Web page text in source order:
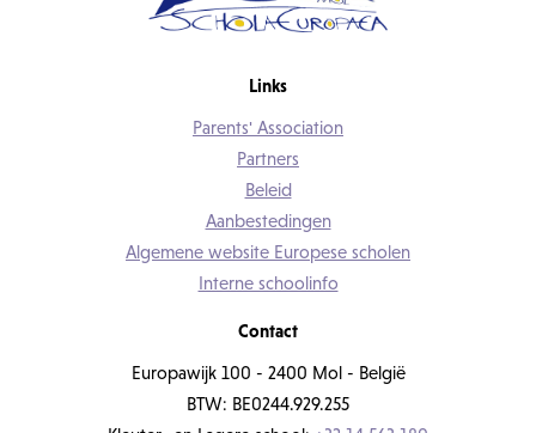
Links
Parents' Association
Partners
Beleid
Aanbestedingen
Algemene website Europese scholen
Interne schoolinfo
Contact
Europawijk 100 - 2400 Mol - België
BTW: BE0244.929.255